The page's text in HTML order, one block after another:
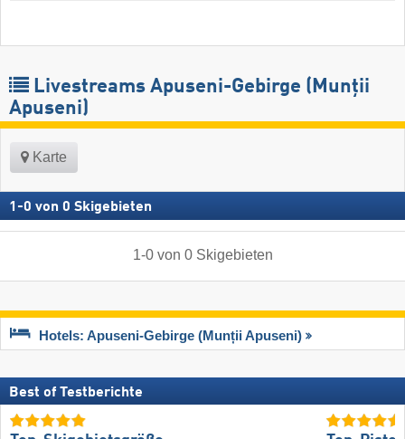
Livestreams Apuseni-Gebirge (Munții
Apuseni)
Karte
1 -0 von 0 Skigebieten
1-0von 0 Skigebieten
Hotels: Apuseni-Gebirge (Munții Apuseni)
Best of Testberichte